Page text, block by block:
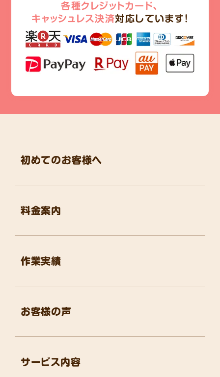
各種クレジットカード、
キャッシュレス決済対応しています!
初めてのお客様へ
料金案内
作業実績
お客様の声
サービス内容